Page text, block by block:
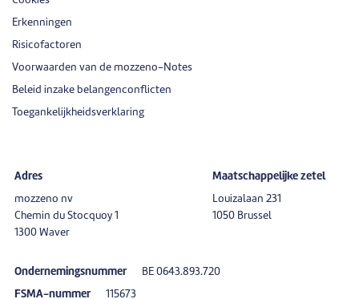
Erkenningen
Risicofactoren
Voorwaarden van de mozzeno-Notes
Beleid inzake belangenconflicten
Toegankelijkheidsverklaring
Adres
mozzeno nv
Chemin du Stocquoy 1
1300 Waver
Maatschappelijke zetel
Louizalaan 231
1050 Brussel
Ondernemingsnummer BE 0643.893.720
FSMA-nummer 115673